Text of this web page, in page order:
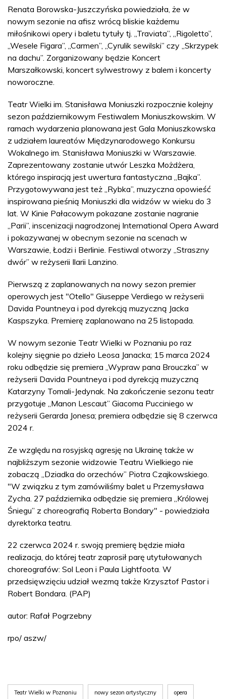
Renata Borowska-Juszczyńska powiedziała, że w
nowym sezonie na afisz wrócą bliskie każdemu
miłośnikowi opery i baletu tytuły tj. „Traviata”, „Rigoletto”,
„Wesele Figara”, „Carmen”, „Cyrulik sewilski” czy „Skrzypek
na dachu”. Zorganizowany będzie Koncert
Marszałkowski, koncert sylwestrowy z balem i koncerty
noworoczne.
Teatr Wielki im. Stanisława Moniuszki rozpocznie kolejny
sezon październikowym Festiwalem Moniuszkowskim. W
ramach wydarzenia planowana jest Gala Moniuszkowska
z udziałem laureatów Międzynarodowego Konkursu
Wokalnego im. Stanisława Moniuszki w Warszawie.
Zaprezentowany zostanie utwór Leszka Możdżera,
którego inspiracją jest uwertura fantastyczna „Bajka”.
Przygotowywana jest też „Rybka”, muzyczna opowieść
inspirowana pieśnią Moniuszki dla widzów w wieku do 3
lat. W Kinie Pałacowym pokazane zostanie nagranie
„Parii”, inscenizacji nagrodzonej International Opera Award
i pokazywanej w obecnym sezonie na scenach w
Warszawie, Łodzi i Berlinie. Festiwal otworzy „Straszny
dwór” w reżyserii Ilarii Lanzino.
Pierwszą z zaplanowanych na nowy sezon premier
operowych jest "Otello" Giuseppe Verdiego w reżyserii
Davida Pountneya i pod dyrekcją muzyczną Jacka
Kaspszyka. Premierę zaplanowano na 25 listopada.
W nowym sezonie Teatr Wielki w Poznaniu po raz
kolejny sięgnie po dzieło Leosa Janacka; 15 marca 2024
roku odbędzie się premiera „Wypraw pana Brouczka” w
reżyserii Davida Pountneya i pod dyrekcją muzyczną
Katarzyny Tomali-Jedynak. Na zakończenie sezonu teatr
przygotuje „Manon Lescaut” Giacoma Pucciniego w
reżyserii Gerarda Jonesa; premiera odbędzie się 8 czerwca
2024 r.
Ze względu na rosyjską agresję na Ukrainę także w
najbliższym sezonie widzowie Teatru Wielkiego nie
zobaczą „Dziadka do orzechów” Piotra Czajkowskiego.
"W związku z tym zamówiliśmy balet u Przemysława
Zycha. 27 października odbędzie się premiera „Królowej
Śniegu” z choreografią Roberta Bondary" - powiedziała
dyrektorka teatru.
22 czerwca 2024 r. swoją premierę będzie miała
realizacja, do której teatr zaprosił parę utytułowanych
choreografów: Sol Leon i Paula Lightfoota. W
przedsięwzięciu udział wezmą także Krzysztof Pastor i
Robert Bondara. (PAP)
autor: Rafał Pogrzebny
rpo/ aszw/
Teatr Wielki w Poznaniu nowy sezon artystyczny opera